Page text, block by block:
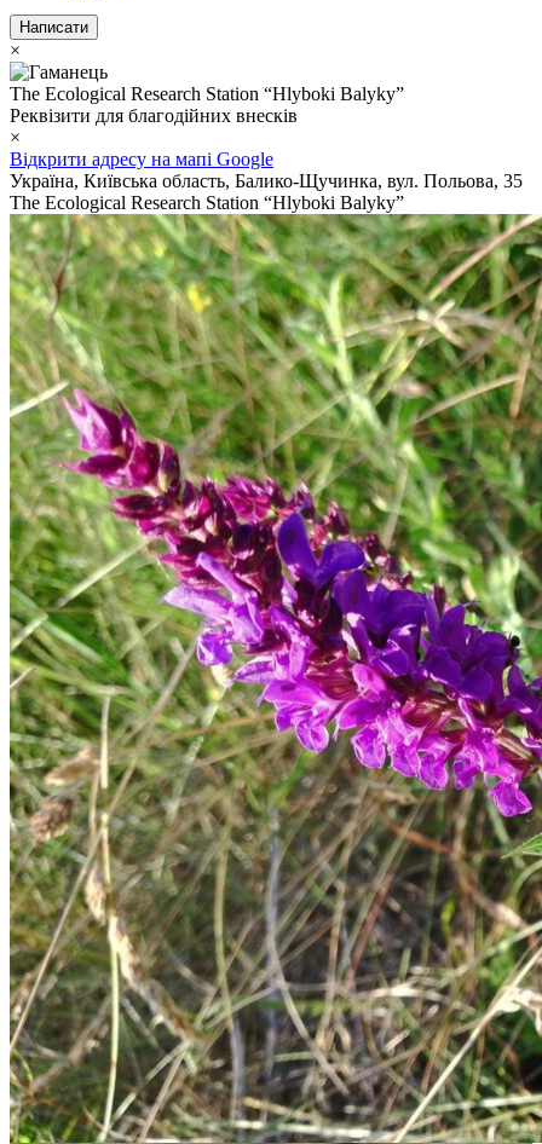
Написати
×
The Ecological Research Station “Hlyboki Balyky”
Реквізити для благодійних внесків
×
Відкрити адресу на мапі Google
Україна, Київська область, Балико-Щучинка, вул. Польова, 35
The Ecological Research Station “Hlyboki Balyky”